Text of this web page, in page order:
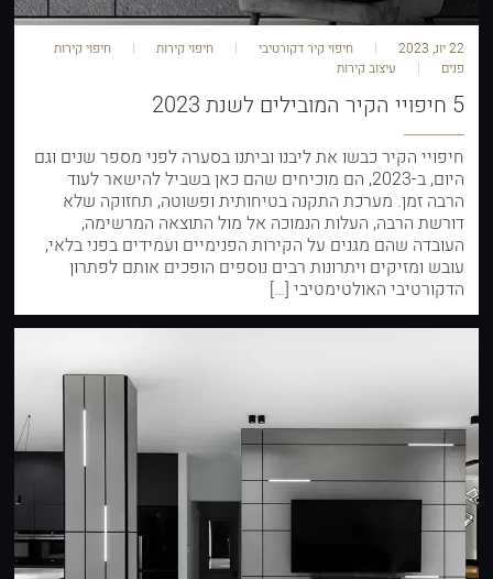
22 יונ, 2023 חיפוי קיר דקורטיבי חיפוי קירות
חיפוי קירות
פנים
עיצוב קירות
5 חיפויי הקיר המובילים לשנת 2023
חיפויי הקיר כבשו את ליבנו וביתנו בסערה לפני מספר שנים וגם
היום, ב-2023, הם מוכיחים שהם כאן בשביל להישאר לעוד
הרבה זמן. מערכת התקנה בטיחותית ופשוטה, תחזוקה שלא
דורשת הרבה, העלות הנמוכה אל מול התוצאה המרשימה,
העובדה שהם מגנים על הקירות הפנימיים ועמידים בפני בלאי,
עובש ומזיקים ויתרונות רבים נוספים הופכים אותם לפתרון
הדקורטיבי האולטימטיבי […]